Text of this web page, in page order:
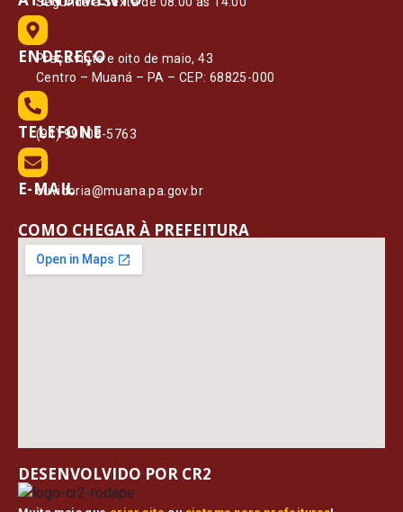
ENDEREÇO
Praça vinte e oito de maio, 43
Centro – Muaná – PA – CEP: 68825-000
TELEFONE
(91) 99108-5763
E-MAIL
ouvidoria@muana.pa.gov.br
COMO CHEGAR À PREFEITURA
DESENVOLVIDO POR CR2